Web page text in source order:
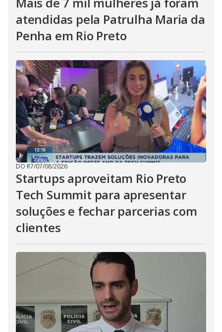
atendidas pela Patrulha Maria da
Penha em Rio Preto
DO R7/07/08/2026
Startups aproveitam Rio Preto
Tech Summit para apresentar
soluções e fechar parcerias com
clientes